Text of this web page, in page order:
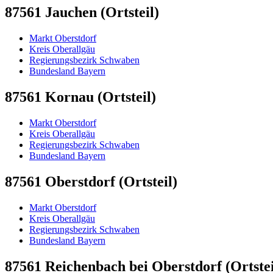
87561 Jauchen (Ortsteil)
Markt Oberstdorf
Kreis Oberallgäu
Regierungsbezirk Schwaben
Bundesland Bayern
87561 Kornau (Ortsteil)
Markt Oberstdorf
Kreis Oberallgäu
Regierungsbezirk Schwaben
Bundesland Bayern
87561 Oberstdorf (Ortsteil)
Markt Oberstdorf
Kreis Oberallgäu
Regierungsbezirk Schwaben
Bundesland Bayern
87561 Reichenbach bei Oberstdorf